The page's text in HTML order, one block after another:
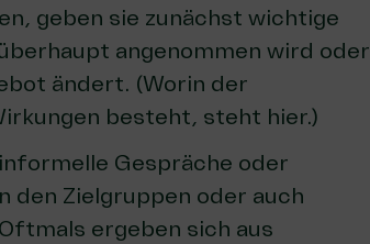
geben sie zunächst wichtige
angenommen wird oder
ändert. (Worin der
besteht, steht hier.)
Gespräche oder
den Zielgruppen oder auch
ergeben sich aus